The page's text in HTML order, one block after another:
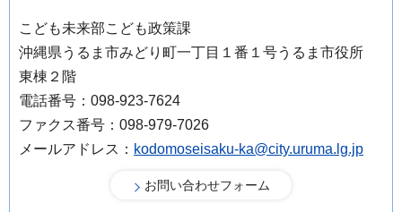
こども未来部こども政策課
沖縄県うるま市みどり町一丁目１番１号うるま市役所
東棟２階
電話番号：098-923-7624
ファクス番号：098-979-7026
メールアドレス： kodomoseisaku-ka@city.uruma.lg.jp